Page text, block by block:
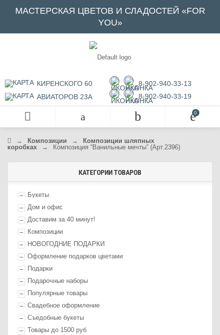
МАСТЕРСКАЯ ЦВЕТОВ И СЛАДОСТЕЙ «FOR
YOU»
КИРЕНСКОГО 60
АВИАТОРОВ 23А
8-902-940-33-13
8-902-940-33-19
→ Композиции →
Композиции шляпных
коробках
→ Композиция “Ванильные мечты” (Арт.2396)
КАТЕГОРИИ ТОВАРОВ
Букеты
Дом и офис
Доставим за 40 минут!
Композиции
НОВОГОДНИЕ ПОДАРКИ
Оформление подарков цветами
Подарки
Подарочные наборы
Популярные товары
Свадебное оформление
Съедобные букеты
Товары до 1500 руб